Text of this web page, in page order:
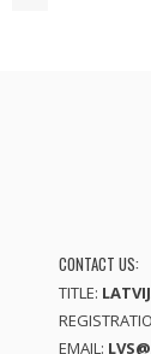
CONTACT US:
TITLE:
EMAIL: